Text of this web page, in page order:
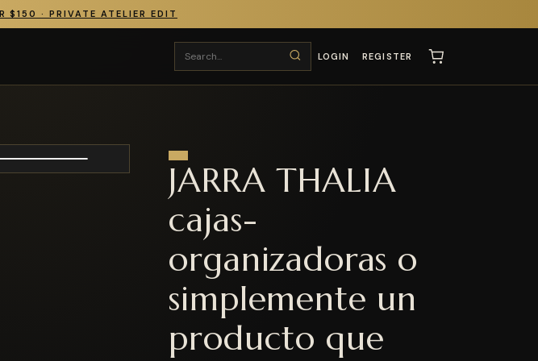
$150 · PRIVATE ATELIER EDIT
LOGIN REGISTER
JARRA THALIA
cajas-
organizadoras o
simplemente un
producto que